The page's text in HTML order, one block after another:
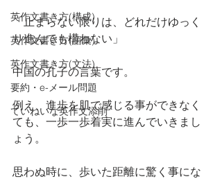
英作文書き方(構成)
英作文書き方(語彙)
英作文書き方(文法)
要約・e-メール問題
ていねいな英作文添削
「止まらない限りは、どれだけゆっく
り進んでも構わない」
中国の孔子の言葉です。
例え、進歩を肌で感じる事ができなく
ても、一歩一歩着実に進んでいきまし
ょう。
思わぬ時に、歩いた距離に驚く事にな